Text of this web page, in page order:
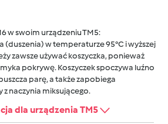
w swoim urządzeniu TM5:
w temperaturze 95°C i wyższej
zawsze używać koszyczka, ponieważ
pokrywę. Koszyczek spoczywa luźno
parę, a także zapobiega
naczynia miksującego.
dla urządzenia TM5